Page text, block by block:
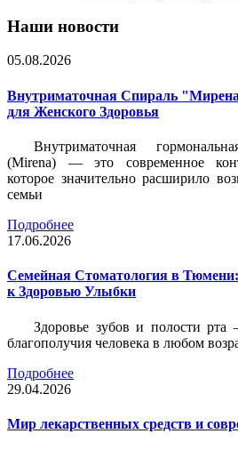
Наши новости
05.08.2026
Внутриматочная Спираль
для Женского Здоровья
Внутриматочная
(Mirena) — это современное
которое значительно расширило
семьи
Подробнее
17.06.2026
Семейная Стоматология в
к Здоровью Улыбки
Здоровье зубов и полости рта
благополучия человека в любом
Подробнее
29.04.2026
Мир лекарственных средств и